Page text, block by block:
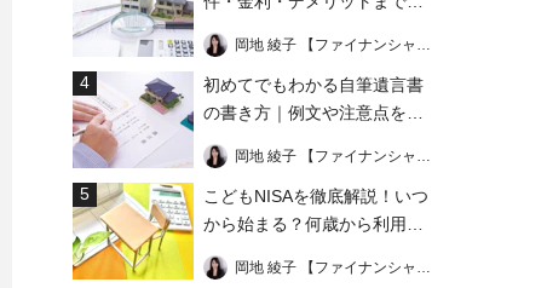
かりやすく解説！
4
初めてでもわかる自筆遺言書
の書き方｜例文や注意点を総
まとめ！
5
こどもNISAを徹底解説！いつ
から始まる？何歳から利用で
きる？上限はいくら？